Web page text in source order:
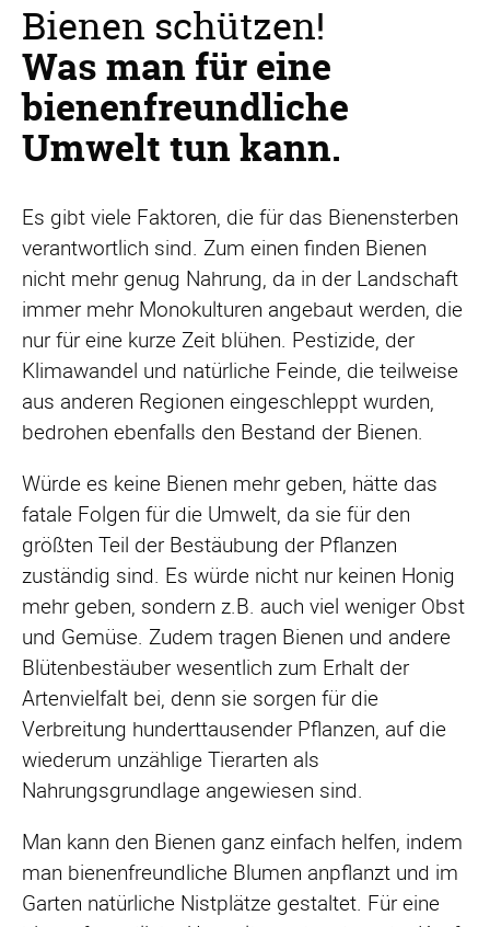
Bienen schützen!
Was man für eine
bienenfreundliche
Umwelt tun kann.
Es gibt viele Faktoren, die für das Bienensterben
verantwortlich sind. Zum einen finden Bienen
nicht mehr genug Nahrung, da in der Landschaft
immer mehr Monokulturen angebaut werden, die
nur für eine kurze Zeit blühen. Pestizide, der
Klimawandel und natürliche Feinde, die teilweise
aus anderen Regionen eingeschleppt wurden,
bedrohen ebenfalls den Bestand der Bienen.
Würde es keine Bienen mehr geben, hätte das
fatale Folgen für die Umwelt, da sie für den
größten Teil der Bestäubung der Pflanzen
zuständig sind. Es würde nicht nur keinen Honig
mehr geben, sondern z.B. auch viel weniger Obst
und Gemüse. Zudem tragen Bienen und andere
Blütenbestäuber wesentlich zum Erhalt der
Artenvielfalt bei, denn sie sorgen für die
Verbreitung hunderttausender Pflanzen, auf die
wiederum unzählige Tierarten als
Nahrungsgrundlage angewiesen sind.
Man kann den Bienen ganz einfach helfen, indem
man bienenfreundliche Blumen anpflanzt und im
Garten natürliche Nistplätze gestaltet. Für eine
Jubiläum bei der
Jahreshauptversammlung der
Freie Wähler spenden
Generationenwechsel bei den
Freien Wählern in Velden
Am Montag, den 22. Juli fand die
Jahreshauptversammlung mit Neuwahlen der